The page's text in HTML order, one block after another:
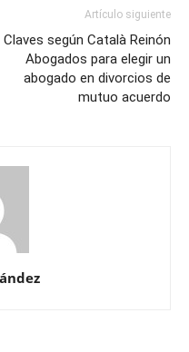
Artículo siguiente
Claves según Català Reinón
Abogados para elegir un
abogado en divorcios de
mutuo acuerdo